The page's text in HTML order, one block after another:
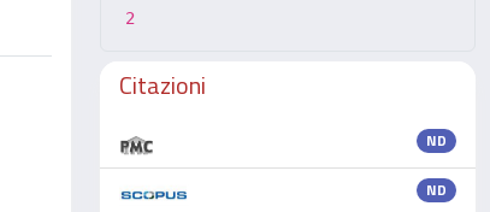
2
Citazioni
ND
ND